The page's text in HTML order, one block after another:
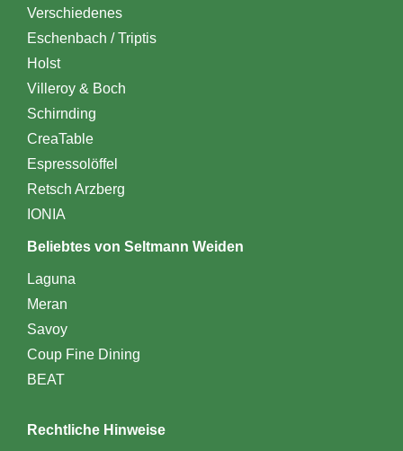
Verschiedenes
Eschenbach / Triptis
Holst
Villeroy & Boch
Schirnding
CreaTable
Espressolöffel
Retsch Arzberg
IONIA
Beliebtes von Seltmann Weiden
Laguna
Meran
Savoy
Coup Fine Dining
BEAT
Rechtliche Hinweise